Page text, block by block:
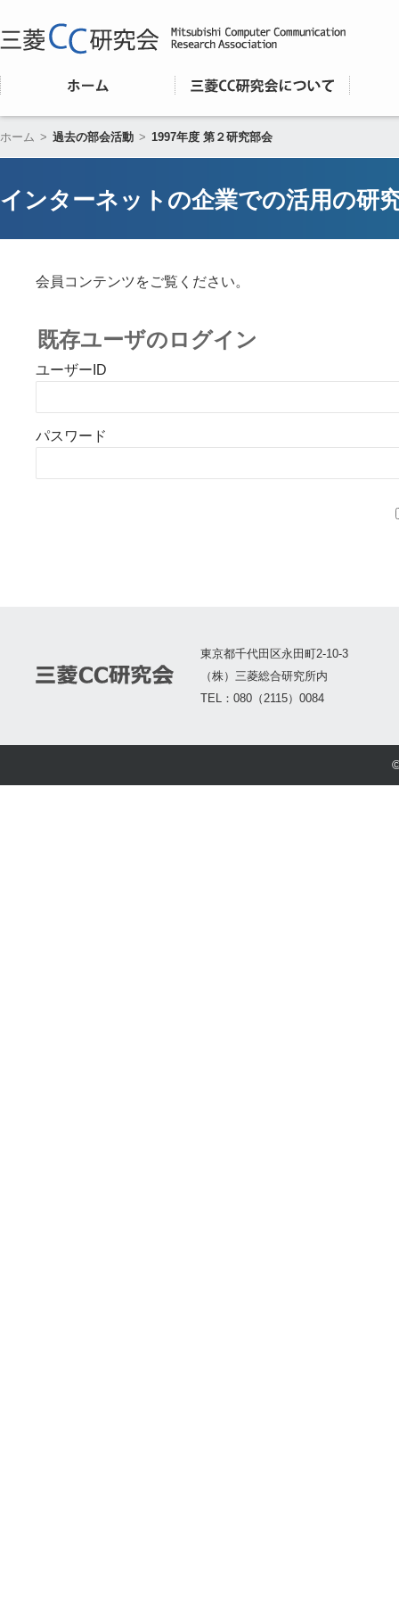
ホーム > 過去の部会活動 > 1997年度 第２研究部会
インターネットの企業での活用の研
会員コンテンツをご覧ください。
既存ユーザのログイン
ユーザーID
パスワード
東京都千代田区永田町2-10-3
（株）三菱総合研究所内
TEL：080（2115）0084